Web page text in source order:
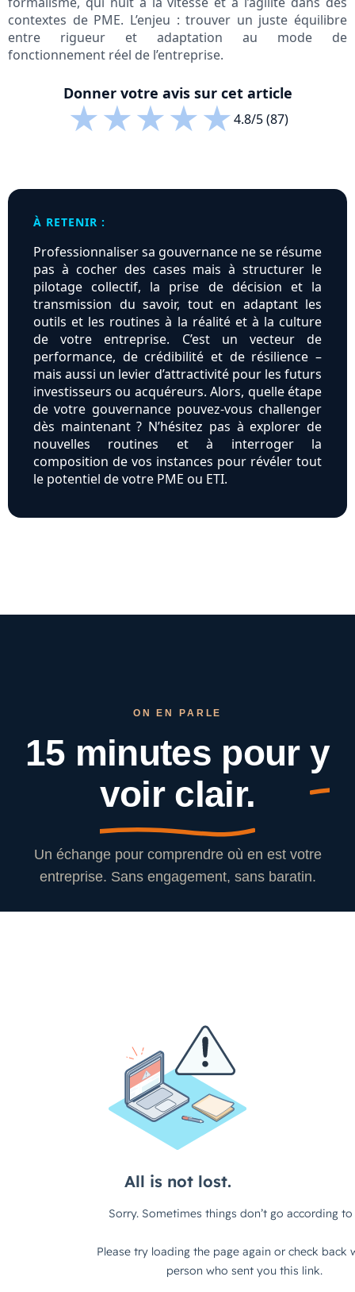
contextes de PME. L’enjeu : trouver un juste équilibre
entre rigueur et adaptation au mode de
fonctionnement réel de l’entreprise.
Donner votre avis sur cet article
★★★★★4.8/5 (87)
À RETENIR :
Professionnaliser sa gouvernance ne se résume
pas à cocher des cases mais à structurer le
pilotage collectif, la prise de décision et la
transmission du savoir, tout en adaptant les
outils et les routines à la réalité et à la culture
de votre entreprise. C’est un vecteur de
performance, de crédibilité et de résilience –
mais aussi un levier d’attractivité pour les futurs
investisseurs ou acquéreurs. Alors, quelle étape
de votre gouvernance pouvez-vous challenger
dès maintenant ? N’hésitez pas à explorer de
nouvelles routines et à interroger la
composition de vos instances pour révéler tout
le potentiel de votre PME ou ETI.
ON EN PARLE
15 minutes pour y
voir clair.
Un échange pour comprendre où en est votre
entreprise. Sans engagement, sans baratin.